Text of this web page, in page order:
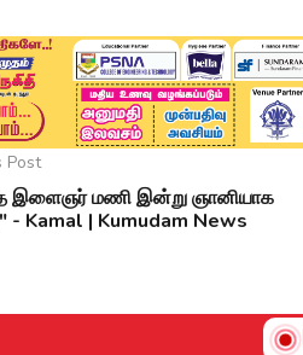
Post
இளைஞர் மணி இன்று ஞானியாக
- Kamal | Kumudam News